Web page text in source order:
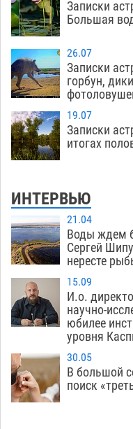
Записки
Большая
26.07
Записки
горбун,
19.07
Записки
итогах
ИНТЕРВЬЮ
21.04
Воды ждем
Сергей
нересте
15.09
И.о.
научно-
юбилее
уровня
30.05
В большой
поиск